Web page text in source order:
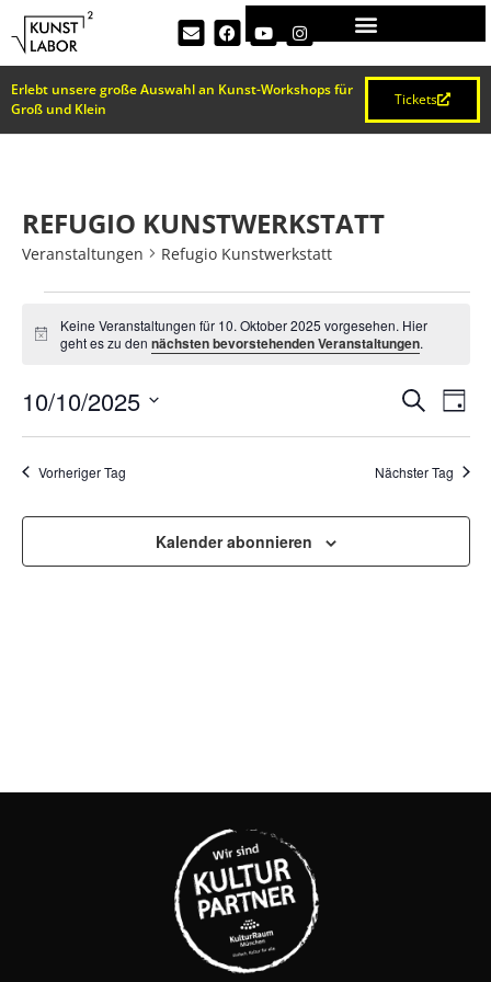
Erlebt unsere große Auswahl an Kunst-Workshops für
Groß und Klein
Tickets
REFUGIO KUNSTWERKSTATT
Veranstaltungen Refugio Kunstwerkstatt
Hinweis
Keine Veranstaltungen für 10. Oktober 2025 vorgesehen. Hier
geht es zu dennächsten bevorstehenden Veranstaltungen.
UND
SucheTag
10/10/2025
wählen.
Vorheriger Tag Nächster Tag
Kalender abonnieren